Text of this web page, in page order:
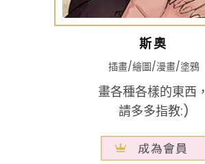
斯奧
插畫/繪圖/漫畫/塗鴉
畫各種各樣的東西，
請多多指教:)